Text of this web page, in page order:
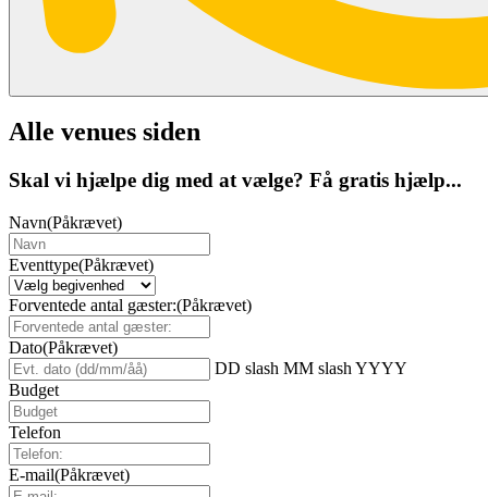
Alle venues siden
Skal vi hjælpe dig med at vælge? Få gratis hjælp...
Navn(Påkrævet)
Eventtype(Påkrævet)
Forventede antal gæster:(Påkrævet)
Dato(Påkrævet)
DD slash MM slash YYYY
Budget
Telefon
E-mail(Påkrævet)